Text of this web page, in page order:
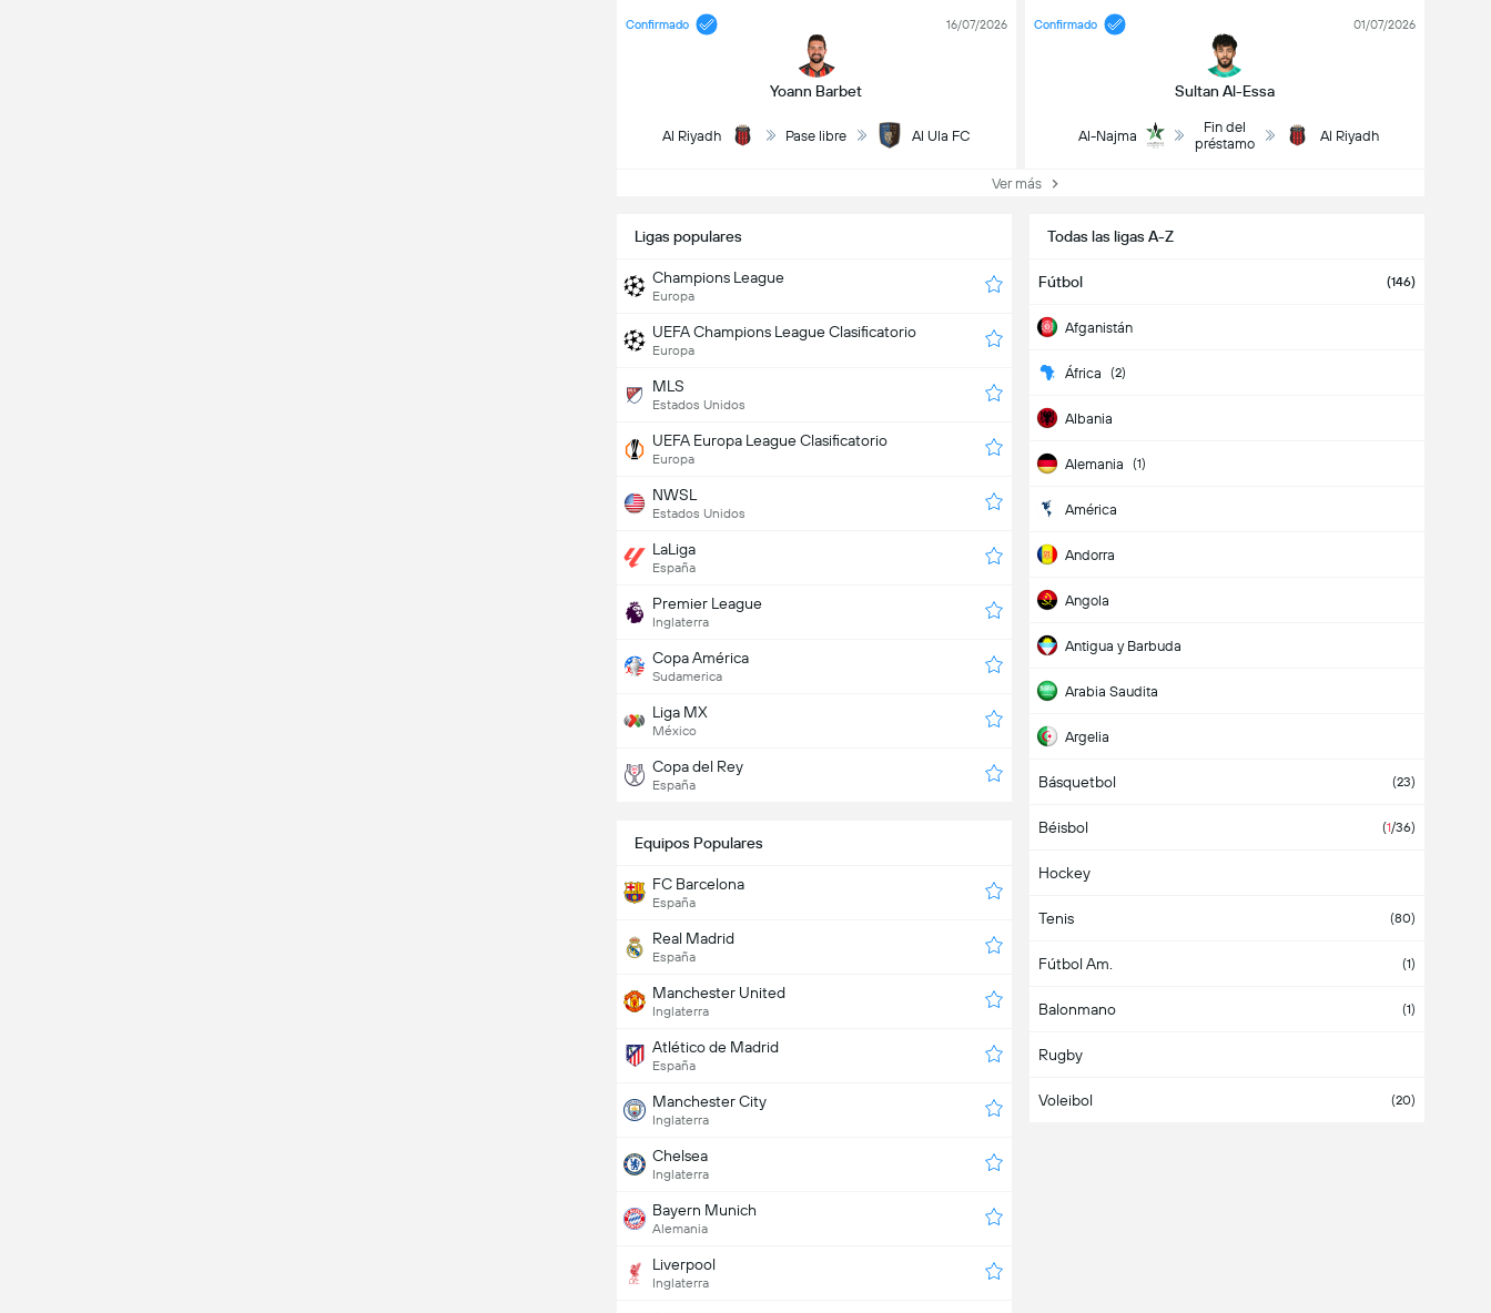
Confirmado
Yoann Barbet
16/07/2026
Al Riyadh Pase libre Al Ula FC
Confirmado
Sultan Al-Essa
01/07/2026
Al-Najma
Fin del
préstamo
Al Riyadh
Ver más
Ligas populares
Champions League
Europa
UEFA Champions League Clasificatorio
Europa
MLS
Estados Unidos
UEFA Europa League Clasificatorio
Europa
NWSL
Estados Unidos
LaLiga
España
Premier League
Inglaterra
Copa América
Sudamerica
Liga MX
México
Copa del Rey
España
Todas las ligas A-Z
Fútbol (146)
Afganistán
África (2)
Albania
Alemania (1)
América
Andorra
Angola
Antigua y Barbuda
Arabia Saudita
Argelia
Argentina
Armenia
Aruba
Asia
Australia
Austria
Azerbaiyán
Bahamas
Básquetbol (23)
Béisbol (1/36)
Hockey
Tenis (80)
Fútbol Am. (1)
Balonmano (1)
Rugby
Voleibol (20)
Equipos Populares
FC Barcelona
España
Real Madrid
España
Manchester United
Inglaterra
Atlético de Madrid
España
Manchester City
Inglaterra
Chelsea
Inglaterra
Bayern Munich
Alemania
Liverpool
Inglaterra